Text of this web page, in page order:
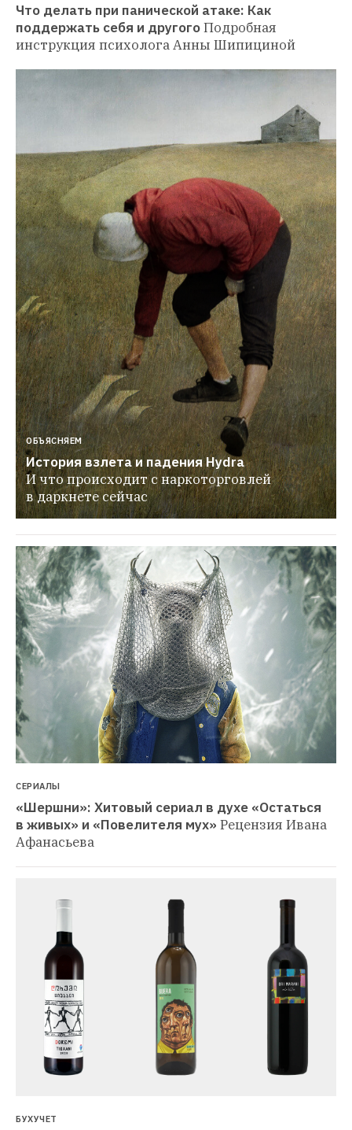
Что делать при панической атаке: Как
поддержать себя и другогоПодробная
инструкция психолога Анны Шипициной
ОБЪЯСНЯЕМ
История взлета и падения Hydra
И что происходит с наркоторговлей
в даркнете сейчас
СЕРИАЛЫ
«Шершни»: Хитовый сериал в духе «Остаться
в живых» и «Повелителя мух» Рецензия Ивана
Афанасьева
БУХУЧЕТ